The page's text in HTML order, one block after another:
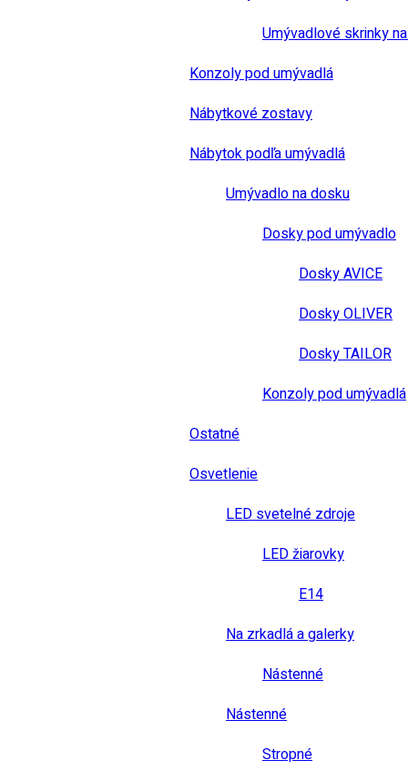
Umývadlové skrinky
Konzoly pod umývadlá
Nábytkové zostavy
Nábytok podľa umývadlá
Umývadlo na dosku
Dosky pod umývadlo
Dosky AVICE
Dosky OLIVER
Dosky TAILOR
Konzoly pod umývadlá
Ostatné
Osvetlenie
LED svetelné zdroje
LED žiarovky
E14
Na zrkadlá a galerky
Nástenné
Nástenné
Stropné